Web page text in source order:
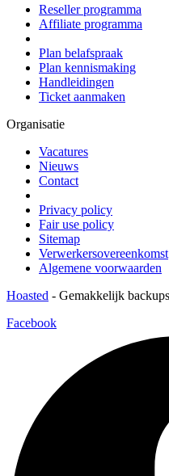
Reseller programma
Affiliate programma
Plan belafspraak
Plan kennismaking
Handleidingen
Ticket aanmaken
Organisatie
Vacatures
Nieuws
Contact
Privacy policy
Fair use policy
Sitemap
Verwerkersovereenkomst
Algemene voorwaarden
Hoasted - Gemakkelijk
Facebook